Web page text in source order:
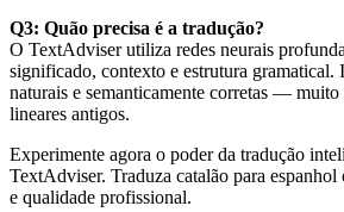
Q3: Quão precisa é a tradução?
O TextAdviser utiliza redes neurais
significado, contexto e estrutura gramatical.
naturais e semanticamente corretas — muito
lineares antigos.
Experimente agora o poder da tradução
TextAdviser. Traduza catalão para
e qualidade profissional.